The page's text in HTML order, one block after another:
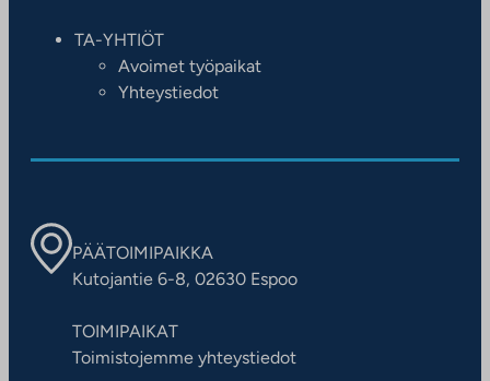
TA-YHTIÖT
Avoimet työpaikat
Yhteystiedot
PÄÄTOIMIPAIKKA
Kutojantie 6-8, 02630 Espoo
TOIMIPAIKAT
Toimistojemme yhteystiedot